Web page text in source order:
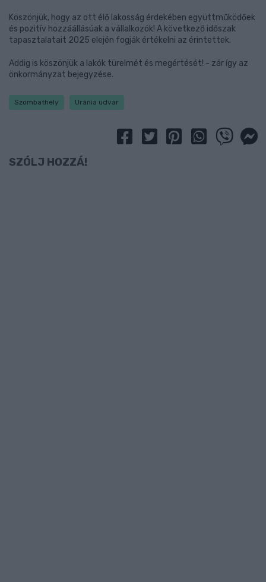
Köszönjük, hogy az ott élő lakosság érdekében együttműködőek
és pozitív hozzáállásúak a vállalkozók! A következő időszak
tapasztalatait 2025 elején fogják értékelni az érintettek.
Addig is köszönjük a lakók türelmét és megértését! - zár így az
önkormányzat bejegyzése.
Szombathely Uránia udvar
SZÓLJ HOZZÁ!